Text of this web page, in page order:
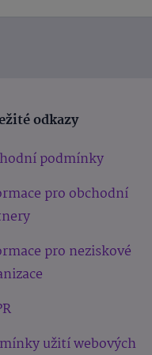
odkazy
podmínky
pro obchodní
pro neziskové
užití webových